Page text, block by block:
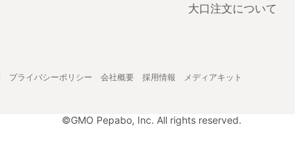
大口注文について
プライバシーポリシー 会社概要 採用情報 メディアキット
©GMO Pepabo, Inc. All rights reserved.